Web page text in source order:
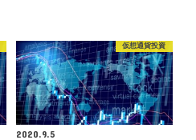
仮想通貨投資
2020.9.5